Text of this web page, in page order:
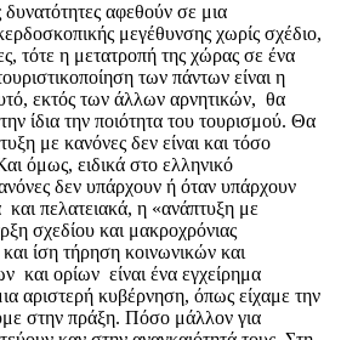
αφεθούν σε μια
μεγέθυνσης χωρίς σχέδιο,
τότε η μετατροπή της χώρας σε ένα
των πάντων είναι η
εκτός των άλλων αρνητικών, θα
ίδια την ποιότητα του τουρισμού. Θα
με κανόνες δεν είναι και τόσο
όμως, ειδικά στο ελληνικό
δεν υπάρχουν ή όταν υπάρχουν
και πελατειακά, η «ανάπτυξη με
σχεδίου και μακροχρόνιας
ίση τήρηση κοινωνικών και
και ορίων είναι ένα εγχείρημα
αριστερή κυβέρνηση, όπως είχαμε την
στην πράξη. Πόσο μάλλον για